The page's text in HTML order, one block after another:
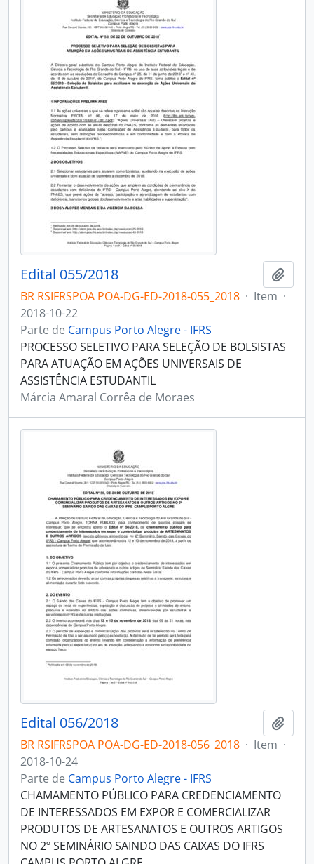
Edital 055/2018
BR RSIFRSPOA POA-DG-ED-2018-055_2018 · Item ·
2018-10-22
Parte de Campus Porto Alegre - IFRS
PROCESSO SELETIVO PARA SELEÇÃO DE BOLSISTAS
PARA ATUAÇÃO EM AÇÕES UNIVERSAIS DE
ASSISTÊNCIA ESTUDANTIL
Márcia Amaral Corrêa de Moraes
Edital 056/2018
BR RSIFRSPOA POA-DG-ED-2018-056_2018 · Item ·
2018-10-24
Parte de Campus Porto Alegre - IFRS
CHAMAMENTO PÚBLICO PARA CREDENCIAMENTO
DE INTERESSADOS EM EXPOR E COMERCIALIZAR
PRODUTOS DE ARTESANATOS E OUTROS ARTIGOS
NO 2º SEMINÁRIO SAINDO DAS CAIXAS DO IFRS